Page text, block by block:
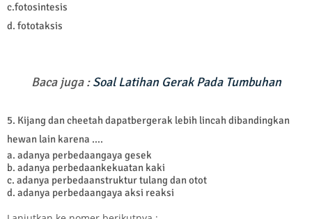
c.fotosintesis
d. fototaksis
Baca juga :Soal Latihan Gerak Pada Tumbuhan
5. Kijang dan cheetah dapatbergerak lebih lincah dibandingkan
hewan lain karena ….
a. adanya perbedaangaya gesek
b. adanya perbedaankekuatan kaki
c. adanya perbedaanstruktur tulang dan otot
d. adanya perbedaangaya aksi reaksi